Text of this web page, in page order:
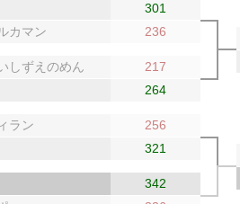
301
カマン
236
しずえのめん
217
264
ラン
256
321
342